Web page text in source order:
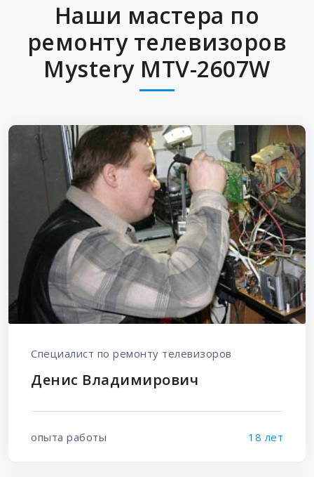
Наши мастера по
ремонту телевизоров
Mystery MTV-2607W
Специалист по ремонту телевизоров
Денис Владимирович
опыта работы 18 лет